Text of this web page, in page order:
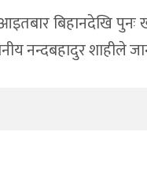
बिहानदेखि पुनः
नन्दबहादुर शाहीले